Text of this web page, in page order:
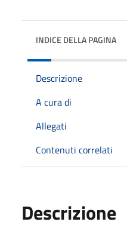
INDICE DELLA PAGINA
Descrizione
A cura di
Allegati
Contenuti correlati
Descrizione